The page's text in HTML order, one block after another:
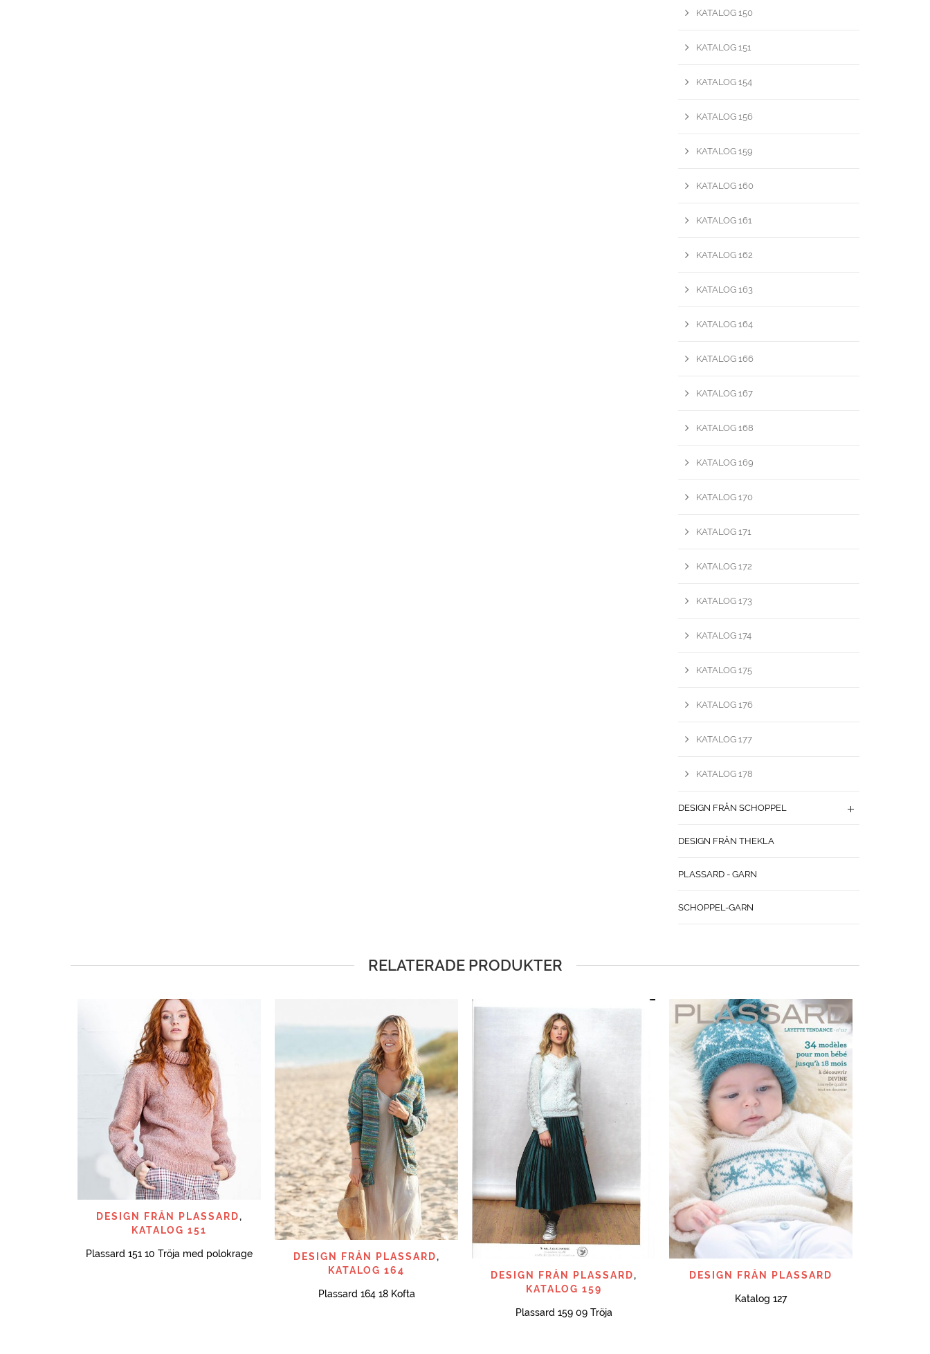
KATALOG 150
KATALOG 151
KATALOG 154
KATALOG 156
KATALOG 159
KATALOG 160
KATALOG 161
KATALOG 162
KATALOG 163
KATALOG 164
KATALOG 166
KATALOG 167
KATALOG 168
KATALOG 169
KATALOG 170
KATALOG 171
KATALOG 172
KATALOG 173
KATALOG 174
KATALOG 175
KATALOG 176
KATALOG 177
KATALOG 178
DESIGN FRÅN SCHOPPEL
DESIGN FRÅN THEKLA
PLASSARD - GARN
SCHOPPEL-GARN
RELATERADE PRODUKTER
SNABBTITT
DESIGN FRÅN PLASSARD,
KATALOG 151
Plassard 151 10 Tröja med polokrage SNABBTITT
DESIGN FRÅN PLASSARD,
KATALOG 164
Plassard 164 18 Kofta
SNABBTITT
DESIGN FRÅN PLASSARD,
KATALOG 159
Plassard 159 09 Tröja
SNABBTITT
DESIGN FRÅN PLASSARD
Katalog 127